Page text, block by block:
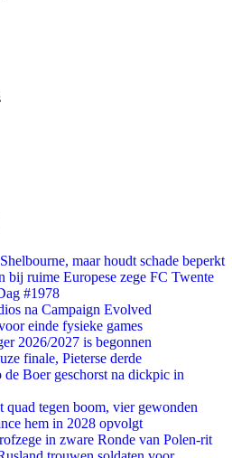
maar houdt schade beperkt
bij ruime Europese zege FC Twente
#1978
na Campaign Evolved
einde fysieke games
2026/2027 is begonnen
finale, Pieterse derde
Boer geschorst na dickpic in
quad tegen boom, vier gewonden
hem in 2028 opvolgt
in zware Ronde van Polen-rit